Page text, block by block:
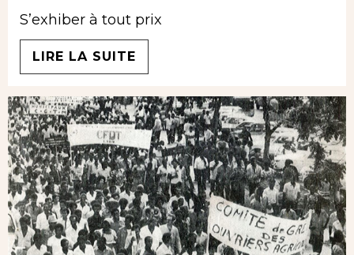
S’exhiber à tout prix
LIRE LA SUITE